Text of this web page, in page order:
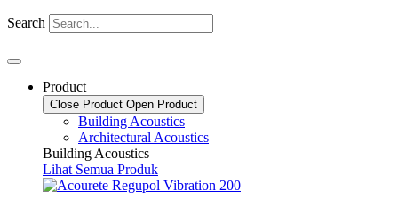
Search
Product
Close Product Open Product
Building Acoustics
Architectural Acoustics
Building Acoustics
Lihat Semua Produk